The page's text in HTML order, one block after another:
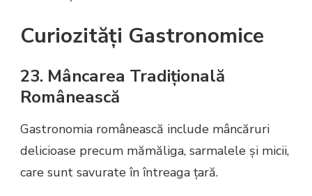
Curiozități Gastronomice
23. Mâncarea Tradițională
Românească
Gastronomia românească include mâncăruri
delicioase precum mămăliga, sarmalele și micii,
care sunt savurate în întreaga țară.